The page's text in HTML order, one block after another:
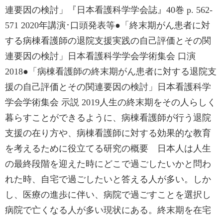
連要因の検討」『日本看護科学学会誌』40巻 p. 562-
571 2020年講演･口頭発表等●「終末期がん患者に対
する病棟看護師の退院支援実践の自己評価とその関
連要因の検討」日本看護科学学会学術集会 口演
2018●「病棟看護師の終末期がん患者に対する退院支
援の自己評価とその関連要因の検討」日本看護科学
学会学術集会 示説 2019人生の終末期をその人らしく
暮らすことができるように、病棟看護師が行う退院
支援の在り方や、病棟看護師に対する効果的な教育
を考えるために役立てる研究の概要 日本人は人生
の最終段階を迎えた時にどこで過ごしたいかと問わ
れた時、自宅で過ごしたいと答える人が多い。しか
し、医療の進歩に伴い、病院で過ごすことを選択し
病院で亡くなる人が多い現状にある。終末期を在宅